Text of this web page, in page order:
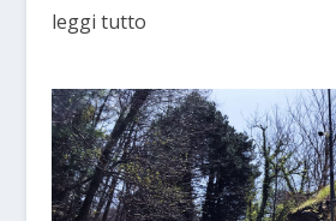
leggi tutto